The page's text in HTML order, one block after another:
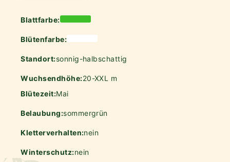
Blattfarbe:
Blütenfarbe:
Standort:sonnig-halbschattig
Wuchsendhöhe:20-XXL m
Blütezeit:Mai
Belaubung:sommergrün
Kletterverhalten:nein
Winterschutz:nein